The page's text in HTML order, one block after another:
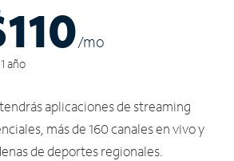
/mo
año
aplicaciones de streaming
más de 160 canales en vivo y
de deportes regionales.